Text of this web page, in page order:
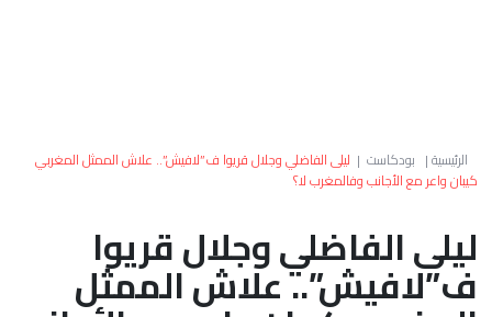
العالم
الصحراء
الرئيسية| بودكاست | ليلى الفاضلي وجلال قريوا ف”لافيش”.. علاش الممثل المغربي
كيبان واعر مع الأجانب وفالمغرب لا؟
ليلى الفاضلي وجلال قريوا
ف”لافيش”.. علاش الممثل